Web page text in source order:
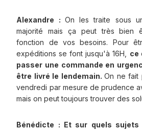
Alexandre : On les traite sous
majorité mais ça peut très bien
fonction de vos besoins. Pour
expéditions se font jusqu'à 16H, ce
passer une commande en
être livré le lendemain.On ne fait
vendredi par mesure de prudence
mais on peut toujours trouver des
Bénédicte : Et sur quels sujets